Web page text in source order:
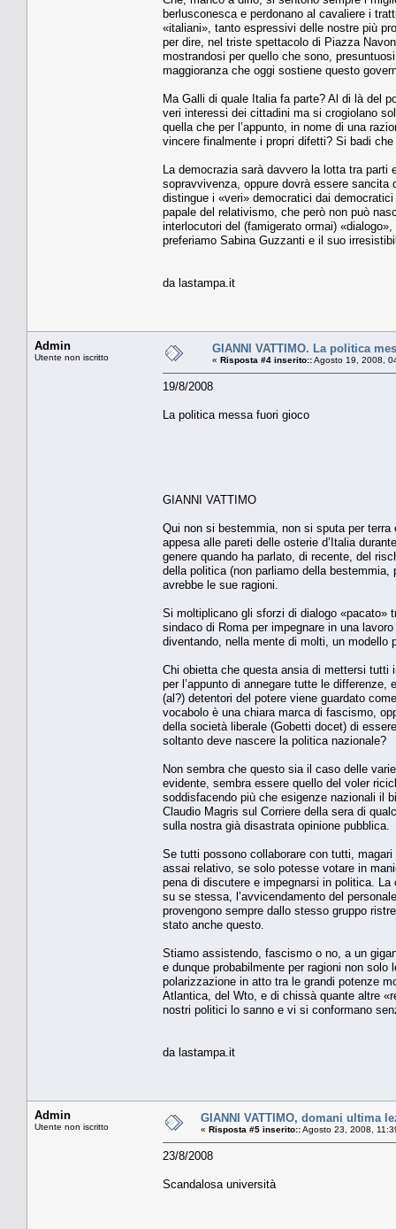
berlusconesca e perdonano al cavaliere i
«italiani», tanto espressivi delle nostre più
per dire, nel triste spettacolo di Piazza
mostrandosi per quello che sono,
maggioranza che oggi sostiene questo
Ma Galli di quale Italia fa parte? Al di là del
veri interessi dei cittadini ma si crogiolano
quella che per l’appunto, in nome di una
vincere finalmente i propri difetti? Si badi
La democrazia sarà davvero la lotta tra
sopravvivenza, oppure dovrà essere
distingue i «veri» democratici dai
papale del relativismo, che però non può
interlocutori del (famigerato ormai)
preferiamo Sabina Guzzanti e il suo
da lastampa.it
Admin
Utente non iscritto
GIANNI VATTIMO. La politica
« Risposta #4 inserito::Agosto 19, 2008,
19/8/2008
La politica messa fuori gioco
GIANNI VATTIMO
Qui non si bestemmia, non si sputa per
appesa alle pareti delle osterie d’Italia
genere quando ha parlato, di recente, del
della politica (non parliamo della
avrebbe le sue ragioni.
Si moltiplicano gli sforzi di dialogo «pacato»
sindaco di Roma per impegnare in una
diventando, nella mente di molti, un modello
Chi obietta che questa ansia di mettersi tutti
per l’appunto di annegare tutte le
(al?) detentori del potere viene guardato
vocabolo è una chiara marca di fascismo,
della società liberale (Gobetti docet) di
soltanto deve nascere la politica nazionale?
Non sembra che questo sia il caso delle
evidente, sembra essere quello del voler
soddisfacendo più che esigenze nazionali il
Claudio Magris sul Corriere della sera di
sulla nostra già disastrata opinione pubblica.
Se tutti possono collaborare con tutti,
assai relativo, se solo potesse votare in
pena di discutere e impegnarsi in politica.
su se stessa, l’avvicendamento del
provengono sempre dallo stesso gruppo
stato anche questo.
Stiamo assistendo, fascismo o no, a un
e dunque probabilmente per ragioni non
polarizzazione in atto tra le grandi potenze
Atlantica, del Wto, e di chissà quante altre
nostri politici lo sanno e vi si conformano
da lastampa.it
Admin
Utente non iscritto
GIANNI VATTIMO, domani ultima
« Risposta #5 inserito::Agosto 23, 2008,
23/8/2008
Scandalosa università